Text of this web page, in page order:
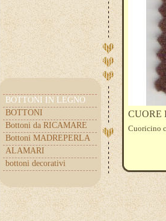
BOTTONI IN LEGNO
BOTTONI
Bottoni da RICAMARE
Bottoni MADREPERLA
ALAMARI
bottoni decorativi
CUORE
Cuoricino